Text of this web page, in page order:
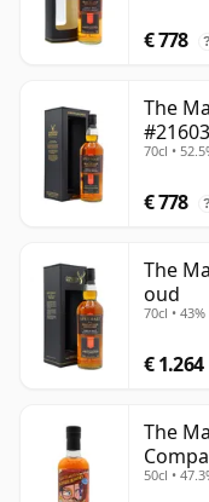
€ 778 ?
The
70cl •
€ 778 ?
The
oud
70cl • 43%
€ 1.264
The
oud
50cl •